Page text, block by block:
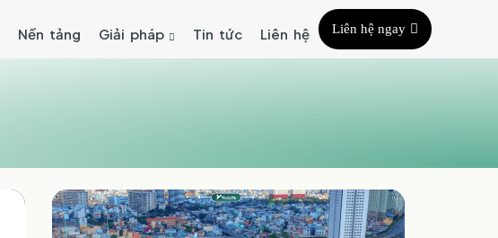
Nền tảng Giải pháp Tin tức Liên hệ Liên hệ ngay